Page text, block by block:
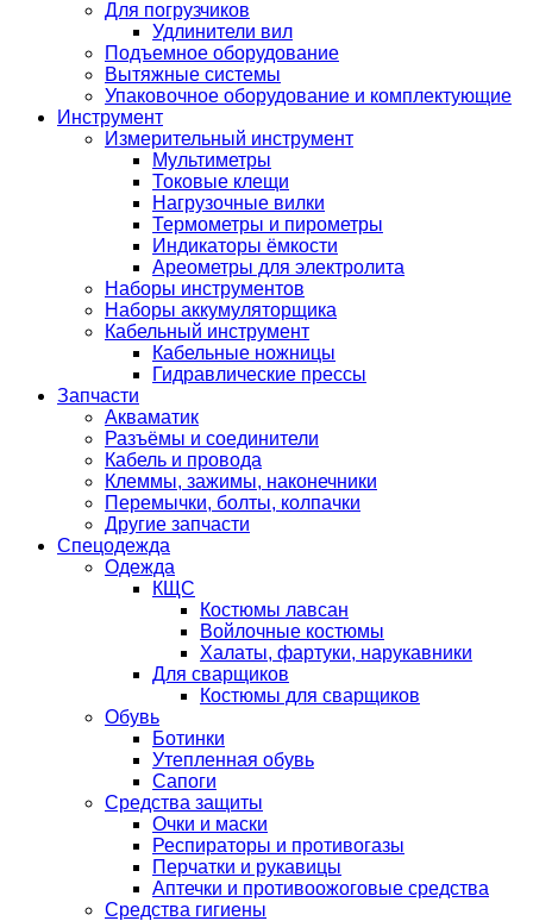
Для погрузчиков
Удлинители вил
Подъемное оборудование
Вытяжные системы
Упаковочное оборудование и комплектующие
Инструмент
Измерительный инструмент
Мультиметры
Токовые клещи
Нагрузочные вилки
Термометры и пирометры
Индикаторы ёмкости
Ареометры для электролита
Наборы инструментов
Наборы аккумуляторщика
Кабельный инструмент
Кабельные ножницы
Гидравлические прессы
Запчасти
Акваматик
Разъёмы и соединители
Кабель и провода
Клеммы, зажимы, наконечники
Перемычки, болты, колпачки
Другие запчасти
Спецодежда
Одежда
КЩС
Костюмы лавсан
Войлочные костюмы
Халаты, фартуки, нарукавники
Для сварщиков
Костюмы для сварщиков
Обувь
Ботинки
Утепленная обувь
Сапоги
Средства защиты
Очки и маски
Респираторы и противогазы
Перчатки и рукавицы
Аптечки и противоожоговые средства
Средства гигиены